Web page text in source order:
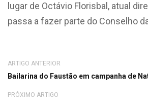
lugar de Octávio Florisbal, atual
passa a fazer parte do Conselho
ARTIGO ANTERIOR
Bailarina do Faustão em campanha de
PRÓXIMO ARTIGO